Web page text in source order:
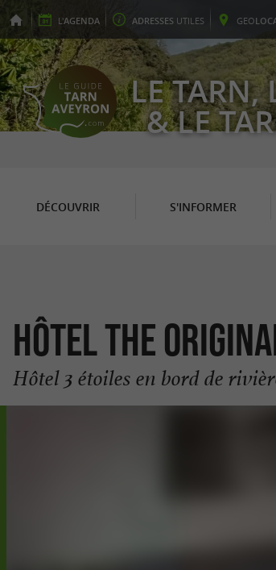
L'AGENDA ADRESSES UTILES GEO
LE TARN,
& LE
DÉCOUVRIR S'INFORMER
Hôtel The
Hôtel 3 étoiles en bord de